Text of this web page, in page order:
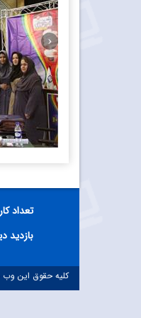
تعداد
بازدید
کلیه حقوق این وب